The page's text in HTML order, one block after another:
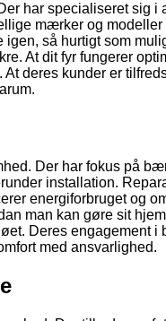
har specialiseret sig i
mærker og
igen, så hurtigt som
At dit fyr fungerer
deres kunder er
Der har fokus på
installation.
energiforbruget og
man kan gøre sit
Deres engagement
med ansvarlighed.